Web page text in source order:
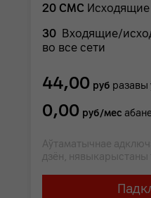
20 СМС
30 Входящие/
во все сети
44,00 руб разавы
0,00 руб/мес
Аўтаматычнае
дзён, нявыкарыстаны